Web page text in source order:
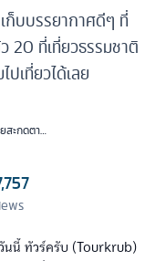
ก็บบรรยากาศดีๆ ที่
20 ที่เที่ยวธรรมชาติ
เที่ยวได้เลย
สะกดตา
นนี้ ทัวร์ครับ (Tourkrub)